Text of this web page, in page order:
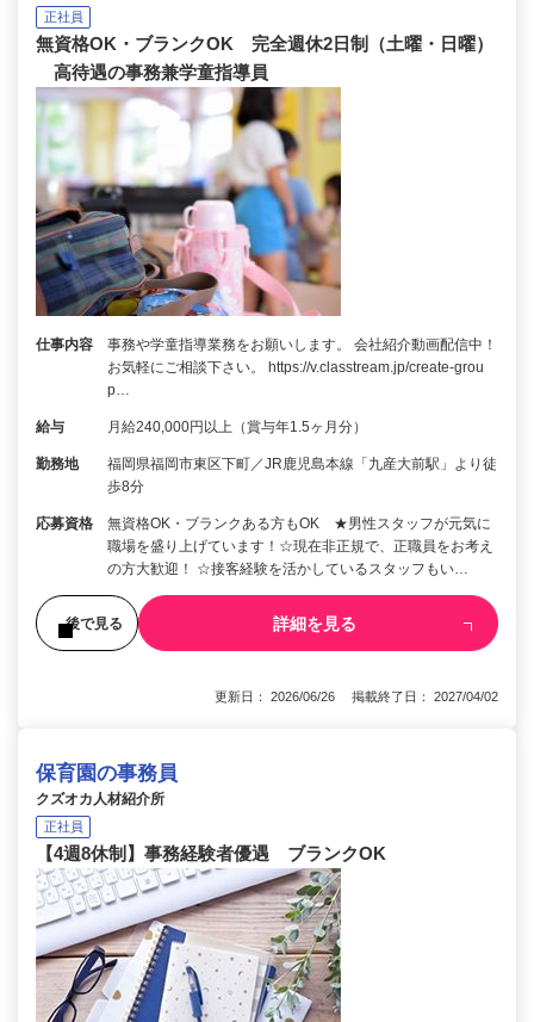
正社員
無資格OK・ブランクOK 完全週休2日制（土曜・日曜）
高待遇の事務兼学童指導員
仕事内容
事務や学童指導業務をお願いします。 会社紹介動画配信中！
お気軽にご相談下さい。 https://v.classtream.jp/create-grou
p…
給与 月給240,000円以上（賞与年1.5ヶ月分）
勤務地
福岡県福岡市東区下町／JR鹿児島本線「九産大前駅」より徒
歩8分
応募資格
無資格OK・ブランクある方もOK ★男性スタッフが元気に
職場を盛り上げています！☆現在非正規で、正職員をお考え
の方大歓迎！ ☆接客経験を活かしているスタッフもい…
後で見る 詳細を見る
更新日： 2026/06/26 掲載終了日： 2027/04/02
保育園の事務員
クズオカ人材紹介所
正社員
【4週8休制】事務経験者優遇 ブランクOK